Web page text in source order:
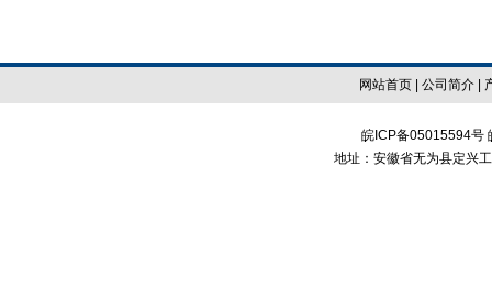
网站首页| 公司简介|
皖ICP备05015594号
地址：安徽省无为县定兴